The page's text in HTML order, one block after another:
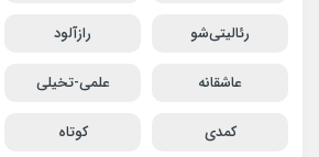
رئالیتی‌شو رازآلود
عاشقانه علمی-تخیلی
کمدی کوتاه